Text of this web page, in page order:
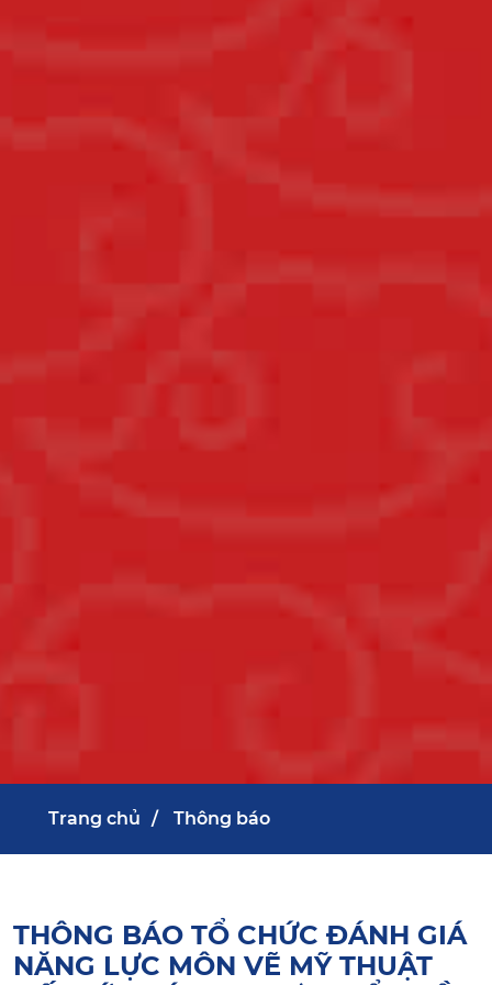
Trang chủ Thông báo
THÔNG BÁO TỔ CHỨC ĐÁNH GIÁ
NĂNG LỰC MÔN VẼ MỸ THUẬT